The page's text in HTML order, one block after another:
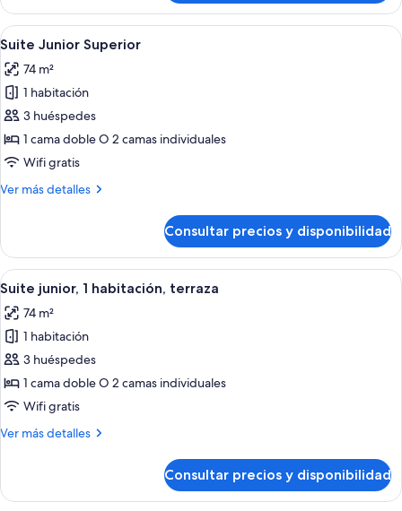
doble
superior,
1
terraza
Abrir
todas
las
fotos
de
Suite
Junior
Un balcón con sillas de mimbre, una
13
Suite Junior Superior
74 m²
1 habitación
3 huéspedes
1 cama doble O 2 camas individuales
Wifi gratis
Ver más detalles
Más
Junior
Superior
Consultar precios y disponibilidad
Abrir
todas
las
fotos
de
Suite
junior,
habitación,
Una sala de estar moderna con un
12
Suite junior, 1 habitación, terraza
74 m²
1 habitación
3 huéspedes
1 cama doble O 2 camas individuales
Wifi gratis
Ver más detalles
Más
junior,
Consultar precios y disponibilidad